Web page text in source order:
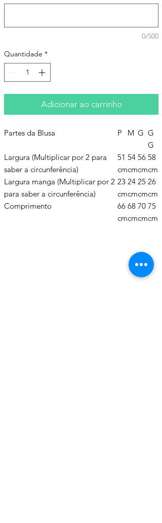
0/500
Quantidade *
Adicionar ao carrinho
Partes da Blusa P M G G
G
Largura (Multiplicar por 2 para
saber a circunferência)
51
cm
54
cm
56
cm
58
cm
Largura manga (Multiplicar por 2
para saber a circunferência)
23
cm
24
cm
25
cm
26
cm
Comprimento
66
cm
68
cm
70
cm
75
cm